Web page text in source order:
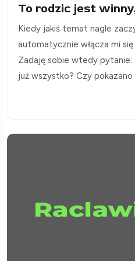
To rodzic jest
Kiedy jakiś temat nagle
automatycznie włącza mi
Zadaję sobie wtedy
już wszystko? Czy